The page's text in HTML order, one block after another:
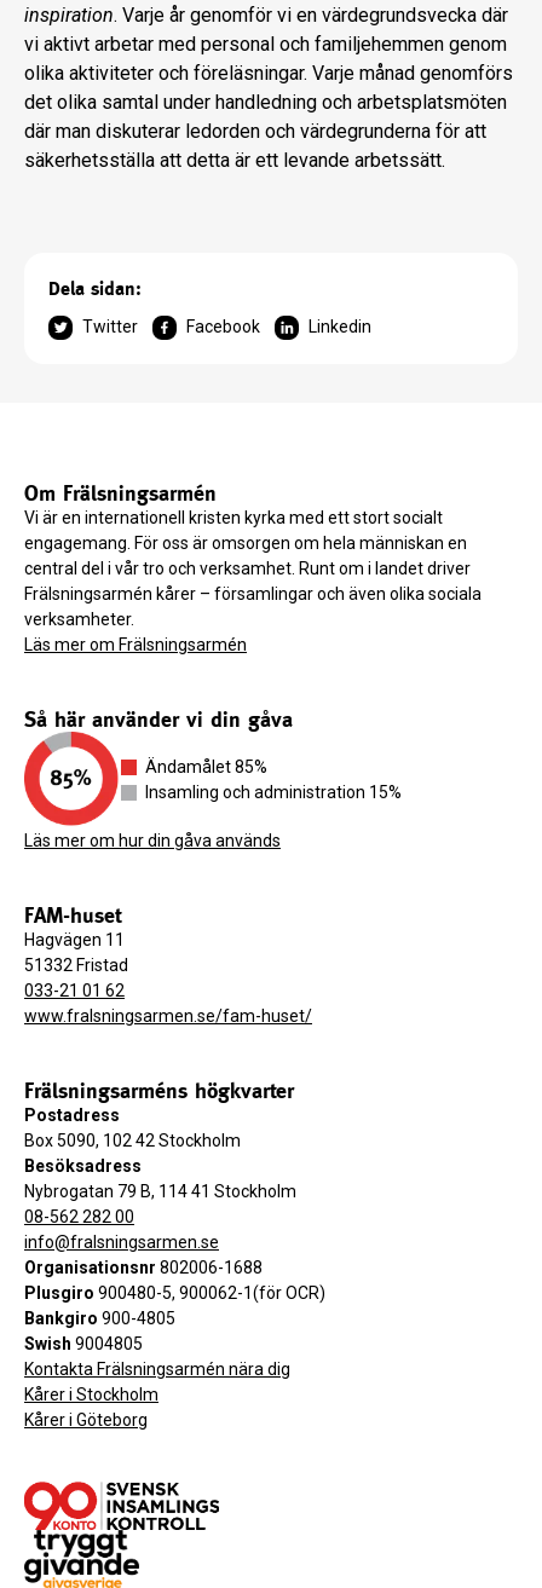
inspiration. Varje år genomför vi en värdegrundsvecka där
vi aktivt arbetar med personal och familjehemmen genom
olika aktiviteter och föreläsningar. Varje månad genomförs
det olika samtal under handledning och arbetsplatsmöten
där man diskuterar ledorden och värdegrunderna för att
säkerhetsställa att detta är ett levande arbetssätt.
Dela sidan:
Twitter Facebook Linkedin
Om Frälsningsarmén
Vi är en internationell kristen kyrka med ett stort socialt
engagemang. För oss är omsorgen om hela människan en
central del i vår tro och verksamhet. Runt om i landet driver
Frälsningsarmén kårer – församlingar och även olika sociala
verksamheter.
Läs mer om Frälsningsarmén
Så här använder vi din gåva
Ändamålet 85%
Insamling och administration 15%
Läs mer om hur din gåva används
FAM-huset
Hagvägen 11
51332 Fristad
033-21 01 62
www.fralsningsarmen.se/fam-huset/
Frälsningsarméns högkvarter
Postadress
Box 5090, 102 42 Stockholm
Besöksadress
Nybrogatan 79 B, 114 41 Stockholm
08-562 282 00
info@fralsningsarmen.se
Organisationsnr 802006-1688
Plusgiro 900480-5, 900062-1(för OCR)
Bankgiro 900-4805
Swish 9004805
Kontakta Frälsningsarmén nära dig
Kårer i Stockholm
Kårer i Göteborg